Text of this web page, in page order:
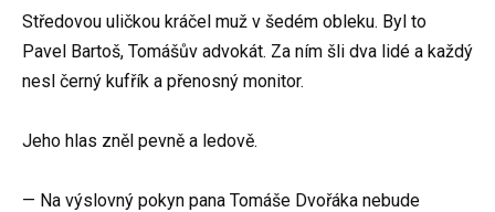
Středovou uličkou kráčel muž v šedém obleku. Byl to
Pavel Bartoš, Tomášův advokát. Za ním šli dva lidé a každý
nesl černý kufřík a přenosný monitor.
Jeho hlas zněl pevně a ledově.
— Na výslovný pokyn pana Tomáše Dvořáka nebude